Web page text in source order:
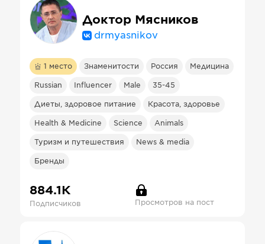
Доктор Мясников
drmyasnikov
1 место Знаменитости Россия Медицина
Russian Influencer Male 35-45
Диеты, здоровое питание Красота, здоровье
Health & Medicine Science Animals
Туризм и путешествия News & media
Бренды
884.1К
Подписчиков Просмотров на пост